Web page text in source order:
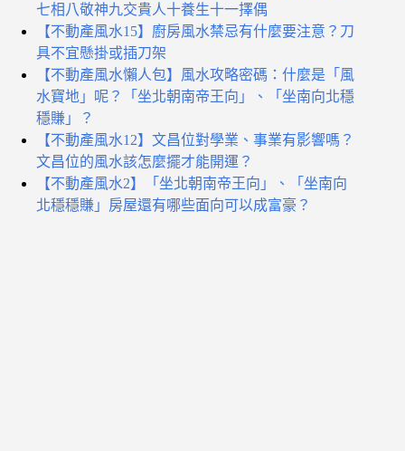
七相八敬神九交貴人十養生十一擇偶
【不動產風水15】廚房風水禁忌有什麼要注意？刀
具不宜懸掛或插刀架
【不動產風水懶人包】風水攻略密碼：什麼是「風
水寶地」呢？「坐北朝南帝王向」、「坐南向北穩
穩賺」？
【不動產風水12】文昌位對學業、事業有影響嗎？
文昌位的風水該怎麼擺才能開運？
【不動產風水2】「坐北朝南帝王向」、「坐南向
北穩穩賺」房屋還有哪些面向可以成富豪？